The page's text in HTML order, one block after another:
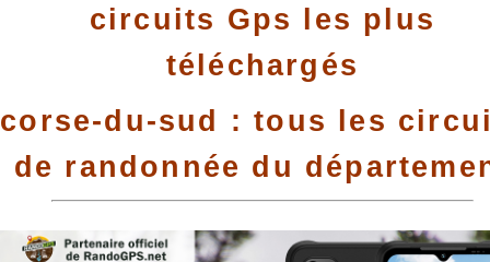
circuits Gps les plus
téléchargés
corse-du-sud : tous les
de randonnée du